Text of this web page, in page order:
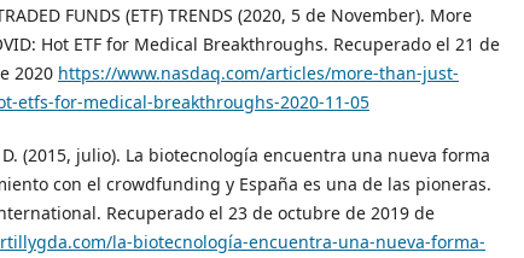
FUNDS (ETF) TRENDS (2020, 5 de November). More
Hot ETF for Medical Breakthroughs. Recuperado el 21 de
2020 https://www.nasdaq.com/articles/more-than-just-
etfs-for-medical-breakthroughs-2020-11-05
D. (2015, julio). La biotecnología encuentra una nueva forma
con el crowdfunding y España es una de las pioneras.
Recuperado el 23 de octubre de 2019 de
la-biotecnología-encuentra-una-nueva-forma-